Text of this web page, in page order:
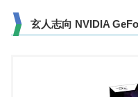
玄人志向 NVIDIA